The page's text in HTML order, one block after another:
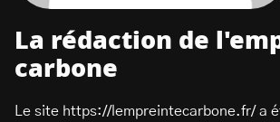
La rédaction de
carbone
Le site https://lempreintecarbone.fr/ a